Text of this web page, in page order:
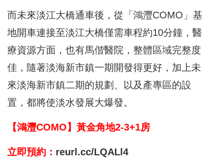
而未來淡江大橋通車後，從「鴻灃COMO」基
地開車連接至淡江大橋僅需車程約10分鐘，醫
療資源方面，也有馬偕醫院，整體區域完整度
佳，隨著淡海新市鎮一期開發得更好，加上未
來淡海新市鎮二期的規劃、以及產專區的設
置，都將使淡水發展大爆發。
【鴻灃COMO】黃金角地2-3+1房
立即預約： reurl.cc/LQALl4